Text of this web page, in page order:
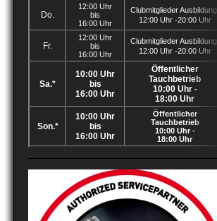
Do.
12:00 Uhr
bis
16:00 Uhr
Clubmitglieder Ausbildung
12:00 Uhr -20:00 Uhr
Fr.
12:00 Uhr
bis
16:00 Uhr
Clubmitglieder Ausbildung
12:00 Uhr -20:00 Uhr
Sa.*
10:00 Uhr
bis
16:00 Uhr
Öffentlicher
Tauchbetrieb
10:00 Uhr -
18:00 Uhr
Son.*
10:00 Uhr
bis
16:00 Uhr
Öffentlicher
Tauchbetrieb
10:00 Uhr -
18:00 Uhr